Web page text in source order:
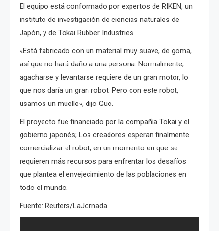
El equipo está conformado por expertos de RIKEN, un
instituto de investigación de ciencias naturales de
Japón, y de Tokai Rubber Industries.
«Está fabricado con un material muy suave, de goma,
así que no hará daño a una persona. Normalmente,
agacharse y levantarse requiere de un gran motor, lo
que nos daría un gran robot. Pero con este robot,
usamos un muelle», dijo Guo.
El proyecto fue financiado por la compañía Tokai y el
gobierno japonés; Los creadores esperan finalmente
comercializar el robot, en un momento en que se
requieren más recursos para enfrentar los desafíos
que plantea el envejecimiento de las poblaciones en
todo el mundo.
Fuente: Reuters/LaJornada